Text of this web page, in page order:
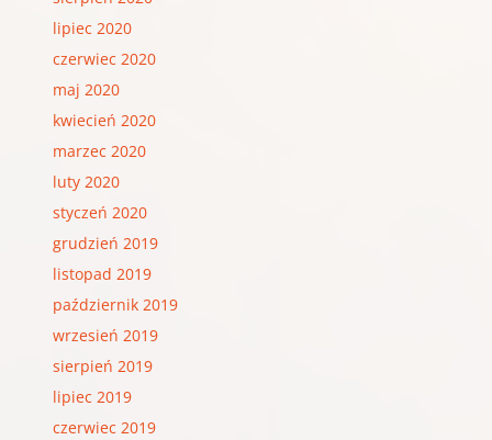
lipiec 2020
czerwiec 2020
maj 2020
kwiecień 2020
marzec 2020
luty 2020
styczeń 2020
grudzień 2019
listopad 2019
październik 2019
wrzesień 2019
sierpień 2019
lipiec 2019
czerwiec 2019